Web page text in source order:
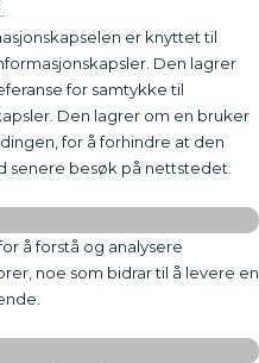
er knyttet til
Den lagrer
for samtykke til
Den lagrer om en bruker
for å forhindre at den
senere besøk på nettstedet.
å forstå og analysere
noe som bidrar til å levere en